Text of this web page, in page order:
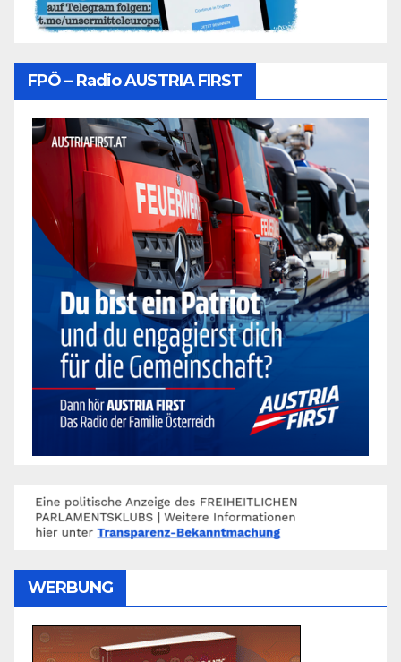
FPÖ – Radio AUSTRIA FIRST
WERBUNG